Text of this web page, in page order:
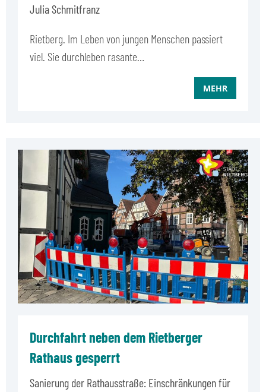
Julia Schmitfranz
Rietberg. Im Leben von jungen Menschen passiert
viel. Sie durchleben rasante…
MEHR
Durchfahrt neben dem Rietberger
Rathaus gesperrt
Sanierung der Rathausstraße: Einschränkungen für